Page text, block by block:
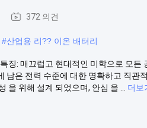
372 의견
#산업용 리?? 이온 배터리
징: 매끄럽고 현대적인 미학으로 모든
남은 전력 수준에 대한 명확하고 직관
위해 설계 되었으며, 안심 을 ...
더보